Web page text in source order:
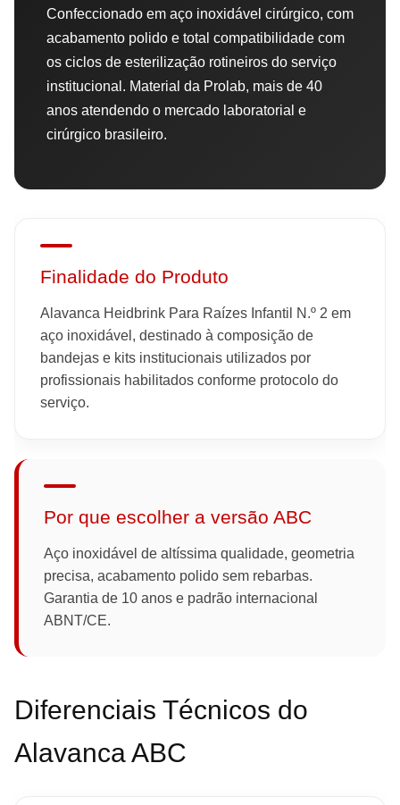
Confeccionado em aço inoxidável cirúrgico, com
acabamento polido e total compatibilidade com
os ciclos de esterilização rotineiros do serviço
institucional. Material da Prolab, mais de 40
anos atendendo o mercado laboratorial e
cirúrgico brasileiro.
Finalidade do Produto
Alavanca Heidbrink Para Raízes Infantil N.º 2 em
aço inoxidável, destinado à composição de
bandejas e kits institucionais utilizados por
profissionais habilitados conforme protocolo do
serviço.
Por que escolher a versão ABC
Aço inoxidável de altíssima qualidade, geometria
precisa, acabamento polido sem rebarbas.
Garantia de 10 anos e padrão internacional
ABNT/CE.
Diferenciais Técnicos do
Alavanca ABC